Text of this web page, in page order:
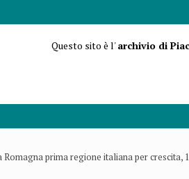
Questo sito è l'archivio di
Romagna prima regione italiana per crescita,